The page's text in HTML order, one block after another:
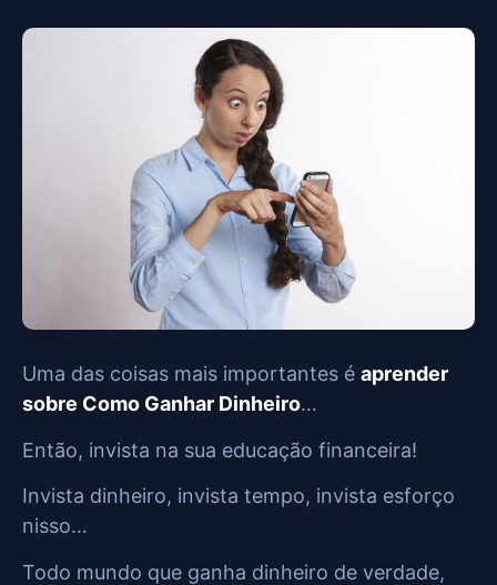
Uma das coisas mais importantes é aprender
sobre Como Ganhar Dinheiro…
Então, invista na sua educação financeira!
Invista dinheiro, invista tempo, invista esforço
nisso…
Todo mundo que ganha dinheiro de verdade,